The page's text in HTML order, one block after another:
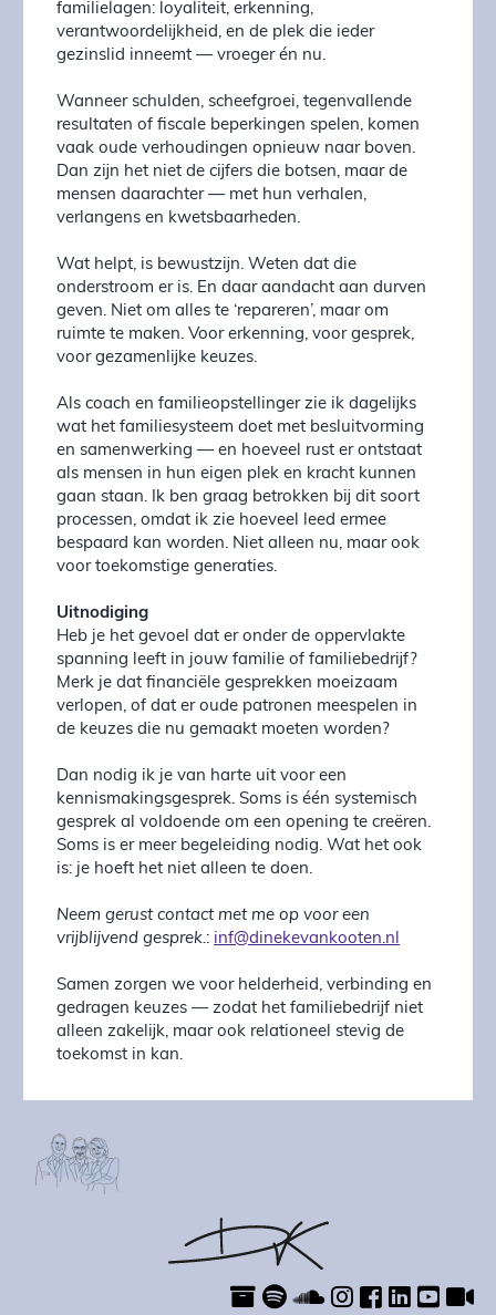
familielagen: loyaliteit, erkenning,
verantwoordelijkheid, en de plek die ieder
gezinslid inneemt — vroeger én nu.
Wanneer schulden, scheefgroei, tegenvallende
resultaten of fiscale beperkingen spelen, komen
vaak oude verhoudingen opnieuw naar boven.
Dan zijn het niet de cijfers die botsen, maar de
mensen daarachter — met hun verhalen,
verlangens en kwetsbaarheden.
Wat helpt, is bewustzijn. Weten dat die
onderstroom er is. En daar aandacht aan durven
geven. Niet om alles te ‘repareren’, maar om
ruimte te maken. Voor erkenning, voor gesprek,
voor gezamenlijke keuzes.
Als coach en familieopstellinger zie ik dagelijks
wat het familiesysteem doet met besluitvorming
en samenwerking — en hoeveel rust er ontstaat
als mensen in hun eigen plek en kracht kunnen
gaan staan. Ik ben graag betrokken bij dit soort
processen, omdat ik zie hoeveel leed ermee
bespaard kan worden. Niet alleen nu, maar ook
voor toekomstige generaties.
Uitnodiging
Heb je het gevoel dat er onder de oppervlakte
spanning leeft in jouw familie of familiebedrijf?
Merk je dat financiële gesprekken moeizaam
verlopen, of dat er oude patronen meespelen in
de keuzes die nu gemaakt moeten worden?
Dan nodig ik je van harte uit voor een
kennismakingsgesprek. Soms is één systemisch
gesprek al voldoende om een opening te creëren.
Soms is er meer begeleiding nodig. Wat het ook
is: je hoeft het niet alleen te doen.
Neem gerust contact met me op voor een
vrijblijvend gesprek.: inf@dinekevankooten.nl
Samen zorgen we voor helderheid, verbinding en
gedragen keuzes — zodat het familiebedrijf niet
alleen zakelijk, maar ook relationeel stevig de
toekomst in kan.